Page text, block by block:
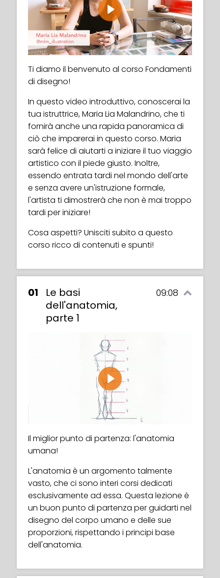
Play
Ti diamo il benvenuto al corso Fondamenti
di disegno!
In questo video introduttivo, conoscerai la
tua istruttrice, Maria Lia Malandrino, che ti
fornirà anche una rapida panoramica di
ciò che imparerai in questo corso. Maria
sarà felice di aiutarti a iniziare il tuo viaggio
artistico con il piede giusto. Inoltre,
essendo entrata tardi nel mondo dell'arte
e senza avere un'istruzione formale,
l'artista ti dimostrerà che non è mai troppo
tardi per iniziare!
Cosa aspetti? Unisciti subito a questo
corso ricco di contenuti e spunti!
01
Le basi
dell'anatomia,
parte 1
09:08
Play
Il miglior punto di partenza: l'anatomia
umana!
L'anatomia è un argomento talmente
vasto, che ci sono interi corsi dedicati
esclusivamente ad essa. Questa lezione è
un buon punto di partenza per guidarti nel
disegno del corpo umano e delle sue
proporzioni, rispettando i principi base
dell'anatomia.